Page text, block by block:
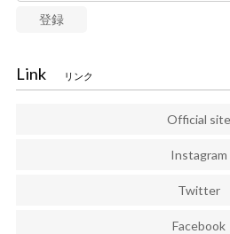
登録
Link リンク
Official site
Instagram
Twitter
Facebook